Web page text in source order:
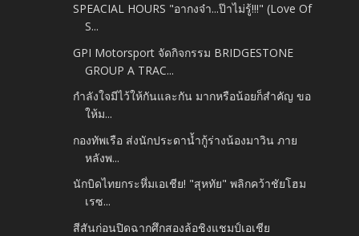
SPEACIAL HOURS "อากงจ๋า...ป๊าไม่รู้!!!" (Love Of
S...
GPI Motorsport จัดกิจกรรม BRIDGESTONE
GROUP A TRAC...
กำลังใจมีไว้ให้กันและกัน มากหรือน้อยก็สำคัญ ขอ
ให้ม...
กองทัพเรือ ส่งนักประดาน้ำกู้ร่างน้องมาวิน ภาย
หลังพ...
นักบิดไทยกระหึ่มเอเชีย! "สุหทัย" พลิกคว้าชัยโฮม
เรซ...
สีสันก่อนปิดฉากศึกสองล้อชิงแชมป์เอเชีย